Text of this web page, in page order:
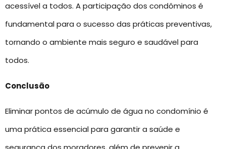
acessível a todos. A participação dos condôminos é
fundamental para o sucesso das práticas preventivas,
tornando o ambiente mais seguro e saudável para
todos.
Conclusão
Eliminar pontos de acúmulo de água no condomínio é
uma prática essencial para garantir a saúde e